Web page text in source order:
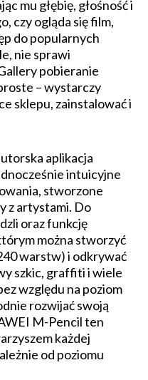
mu głębię, głośność i
czy ogląda się film,
do popularnych
nie sprawi
pobieranie
– wystarczy
sklepu, zainstalować i
aplikacja
intuicyjne
stworzone
z artystami. Do
oraz funkcję
można stworzyć
warstw) i odkrywać
szkic, graffiti i wiele
względu na poziom
rozwijać swoją
M-Pencil ten
każdej
od poziomu